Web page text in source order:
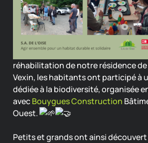
réhabilitation de notre résidence
Vexin, les habitants ont participé à
dédiée à la biodiversité, organisée
avecBouygues Construction
Ouest.
Petits et grands ont ainsi découvert